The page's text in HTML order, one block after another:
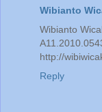
Wibianto
Wibianto
http://
Reply